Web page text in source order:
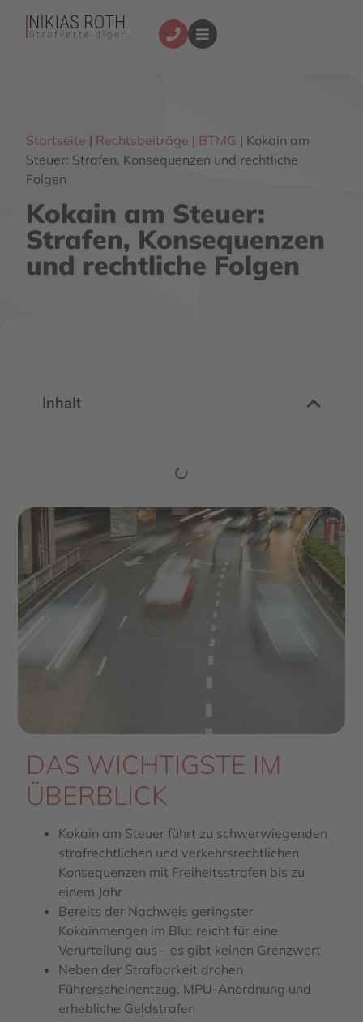
Startseite | Rechtsbeiträge | BTMG | Kokain am
Steuer: Strafen, Konsequenzen und rechtliche
Folgen
Kokain am Steuer:
Strafen, Konsequenzen
und rechtliche Folgen
Inhalt
DAS WICHTIGSTE IM
ÜBERBLICK
Kokain am Steuer führt zu schwerwiegenden
strafrechtlichen und verkehrsrechtlichen
Konsequenzen mit Freiheitsstrafen bis zu
einem Jahr
Bereits der Nachweis geringster
Kokainmengen im Blut reicht für eine
Verurteilung aus – es gibt keinen Grenzwert
Neben der Strafbarkeit drohen
Führerscheinentzug, MPU-Anordnung und
erhebliche Geldstrafen